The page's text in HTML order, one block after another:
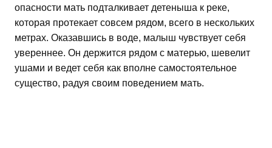
опасности мать подталкивает детеныша к реке,
которая протекает совсем рядом, всего в нескольких
метрах. Оказавшись в воде, малыш чувствует себя
увереннее. Он держится рядом с матерью, шевелит
ушами и ведет себя как вполне самостоятельное
существо, радуя своим поведением мать.